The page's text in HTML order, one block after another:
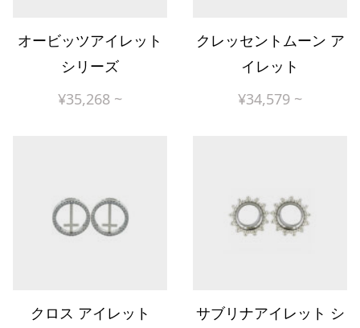
オービッツアイレット
シリーズ
¥35,268 ~
クレッセントムーン ア
イレット
¥34,579 ~
クロス アイレット
サブリナアイレット シ